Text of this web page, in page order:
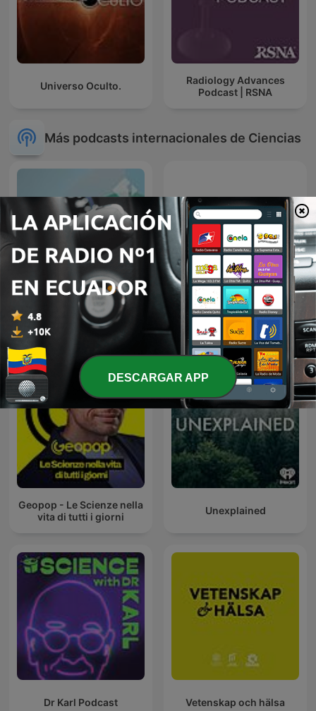
Universo Oculto.
Radiology Advances
Podcast | RSNA
Más podcasts internacionales de Ciencias
Ö1 Wissen aktuell
Oigamos la Respuesta-
ICECU
Geopop - Le Scienze nella
vita di tutti i giorni
Unexplained
Dr Karl Podcast Vetenskap och hälsa
DESCARGAR APP